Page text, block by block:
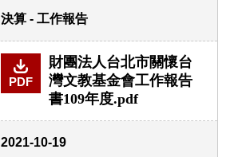
決算 - 工作報告
PDF
財團法人台北市關懷台
灣文教基金會工作報告
書109年度.pdf
2021-10-19